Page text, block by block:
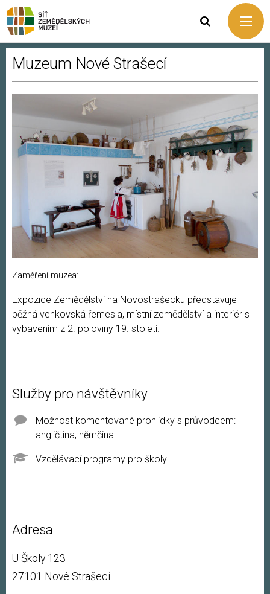
Muzeum Nové Strašecí
Zaměření muzea:
Expozice Zemědělství na Novostrašecku představuje
běžná venkovská řemesla, místní zemědělství a interiér s
vybavením z 2. poloviny 19. století.
Služby pro návštěvníky
Možnost komentované prohlídky s průvodcem:
angličtina, němčina
Vzdělávací programy pro školy
Adresa
U Školy 123
27101 Nové Strašecí